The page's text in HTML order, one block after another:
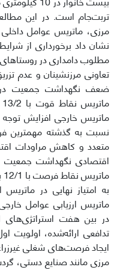
مطلوب دامداری در
تعاونی مرزنشینان و عدم
ضعف نگهداشت جمعیت
ماتریس خارجی افزایش
نسبت به گذشته مهمترین
متعدد و کاهش مراودات
اقتصادی نگهداشت جمعیت
تدافعی ارائه‌شده، اولویت
ایجاد فرصت‌های شغلی
مرزی مانند صنایع دستی،